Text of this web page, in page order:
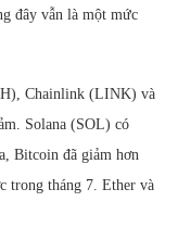
đây vẫn là một mức
Chainlink (LINK) và
Solana (SOL) có
Bitcoin đã giảm hơn
trong tháng 7. Ether và